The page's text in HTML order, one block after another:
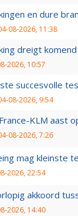
en dure
08-2026, 11:38
dreigt
2026, 10:57
succesvolle
08-2026, 9:54
KLM aast
08-2026, 7:26
mag kleinste
2026, 22:54
akkoord
2026, 14:40